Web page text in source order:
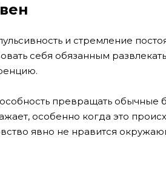
и стремление
себя обязанным
превращать
особенно когда это
явно не нравится